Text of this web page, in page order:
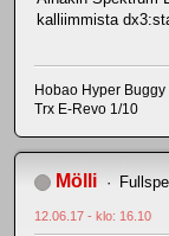
kalliimmista
Hobao Hyper Buggy
Trx E-Revo 1/10
Mölli
12.06.17 - klo: 16.10